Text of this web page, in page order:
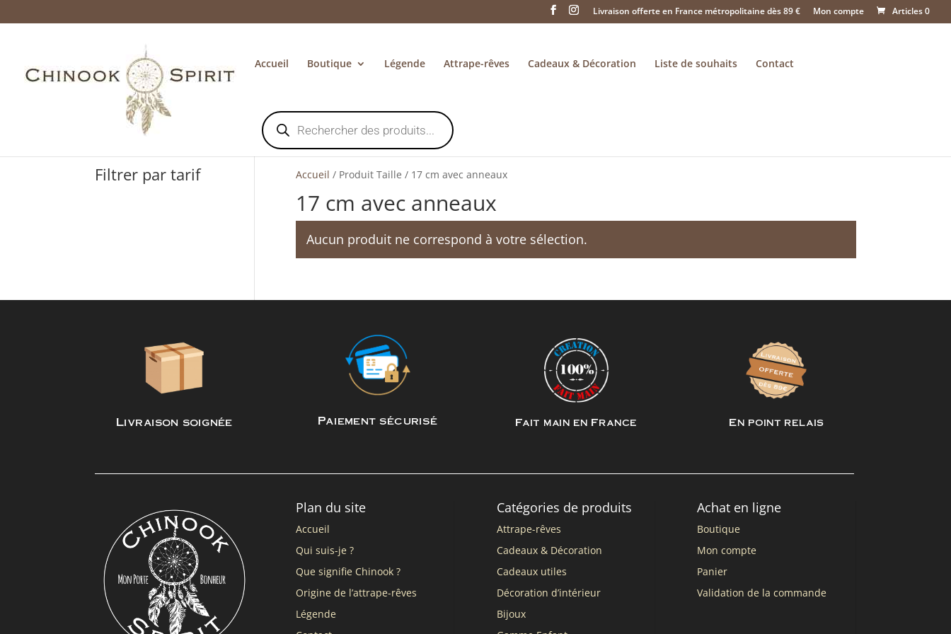
Livraison offerte en France métropolitaine dès 89 € Mon compte Articles 0
Accueil Boutique Légende Attrape-rêves Cadeaux & Décoration Liste de souhaits Contact
Recherche
de
produits
Accueil / Produit Taille / 17 cm avec anneaux
17 cm avec anneaux
Aucun produit ne correspond à votre sélection.
Filtrer par tarif
Livraison soignée Paiement sécurisé Fait main en France En point relais
Plan du site
Accueil
Qui suis-je ?
Que signifie Chinook ?
Origine de l’attrape-rêves
Légende
Catégories de produits
Attrape-rêves
Cadeaux & Décoration
Cadeaux utiles
Décoration d’intérieur
Bijoux
Achat en ligne
Boutique
Mon compte
Panier
Validation de la commande